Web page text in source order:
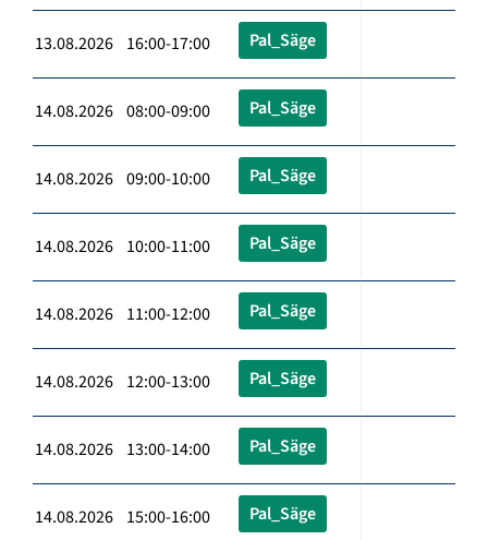
13.08.2026 16:00-17:00 Pal_Säge
14.08.2026 08:00-09:00 Pal_Säge
14.08.2026 09:00-10:00 Pal_Säge
14.08.2026 10:00-11:00 Pal_Säge
14.08.2026 11:00-12:00 Pal_Säge
14.08.2026 12:00-13:00 Pal_Säge
14.08.2026 13:00-14:00 Pal_Säge
14.08.2026 15:00-16:00 Pal_Säge